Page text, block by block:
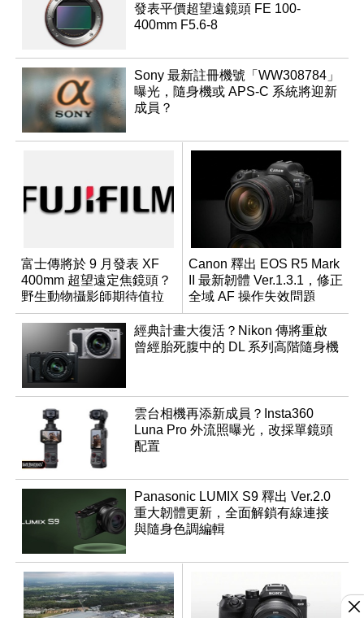
發表平價超望遠鏡頭 FE 100-
400mm F5.6-8
Sony 最新註冊機號「WW308784」
曝光，隨身機或 APS-C 系統將迎新
成員？
富士傳將於 9 月發表 XF
400mm 超望遠定焦鏡頭？
野生動物攝影師期待值拉
滿
Canon 釋出 EOS R5 Mark
II 最新韌體 Ver.1.3.1，修正
全域 AF 操作失效問題
經典計畫大復活？Nikon 傳將重啟
曾經胎死腹中的 DL 系列高階隨身機
雲台相機再添新成員？Insta360
Luna Pro 外流照曝光，改採單鏡頭
配置
Panasonic LUMIX S9 釋出 Ver.2.0
重大韌體更新，全面解鎖有線連接
與隨身色調編輯